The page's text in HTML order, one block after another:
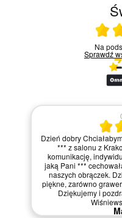
Na
Sprawdź
Dzień dobry
*** z salonu z
komunikację,
jaką Pani ***
naszych obrączek.
piękne, zarówno
Dziękujemy i